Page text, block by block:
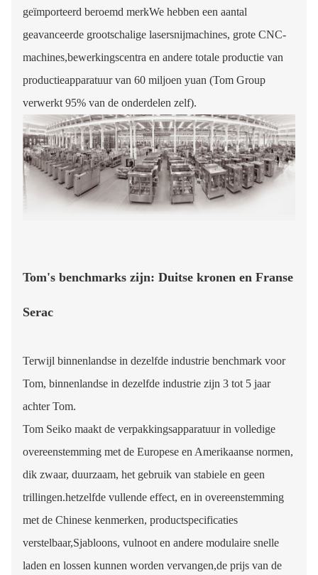
geïmporteerd beroemd merkWe hebben een aantal
geavanceerde grootschalige lasersnijmachines, grote CNC-
machines,bewerkingscentra en andere totale productie van
productieapparatuur van 60 miljoen yuan (Tom Group
verwerkt 95% van de onderdelen zelf).
Tom's benchmarks zijn: Duitse kronen en Franse
Serac
Terwijl binnenlandse in dezelfde industrie benchmark voor
Tom, binnenlandse in dezelfde industrie zijn 3 tot 5 jaar
achter Tom.
Tom Seiko maakt de verpakkingsapparatuur in volledige
overeenstemming met de Europese en Amerikaanse normen,
dik zwaar, duurzaam, het gebruik van stabiele en geen
trillingen.hetzelfde vullende effect, en in overeenstemming
met de Chinese kenmerken, productspecificaties
verstelbaar,Sjabloons, vulnoot en andere modulaire snelle
laden en lossen kunnen worden vervangen,de prijs van de